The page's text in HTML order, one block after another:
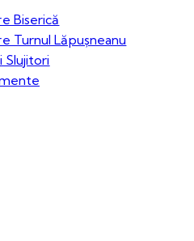
Biserică
Turnul Lăpușneanu
Slujitori